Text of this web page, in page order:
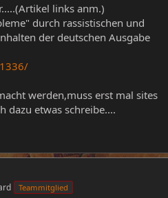
links anm.)
durch rassistischen und
der deutschen Ausgabe
werden,muss erst mal sites
dazu etwas schreibe....
Teammitglied